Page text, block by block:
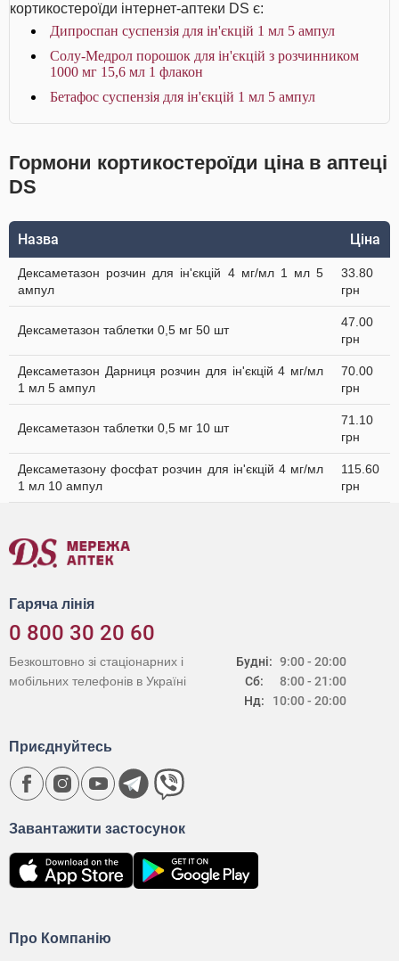
кортикостероїди інтернет-аптеки DS є:
Дипроспан суспензія для ін'єкцій 1 мл 5 ампул
Солу-Медрол порошок для ін'єкцій з розчинником
1000 мг 15,6 мл 1 флакон
Бетафос суспензія для ін'єкцій 1 мл 5 ампул
Гормони кортикостероїди ціна в аптеці
DS
Назва Ціна
Дексаметазон розчин для ін'єкцій 4 мг/мл 1 мл 5
ампул
33.80
грн
Дексаметазон таблетки 0,5 мг 50 шт
47.00
грн
Дексаметазон Дарниця розчин для ін'єкцій 4 мг/мл
1 мл 5 ампул
70.00
грн
Дексаметазон таблетки 0,5 мг 10 шт
71.10
грн
Дексаметазону фосфат розчин для ін'єкцій 4 мг/мл
1 мл 10 ампул
115.60
грн
Гаряча лінія
0 800 30 20 60
Будні:
Сб:
Нд:
9:00 - 20:00
8:00 - 21:00
10:00 - 20:00
Безкоштовно зі стаціонарних і
мобільних телефонів в Україні
Про Компанію
Завантажити застосунок
Приєднуйтесь